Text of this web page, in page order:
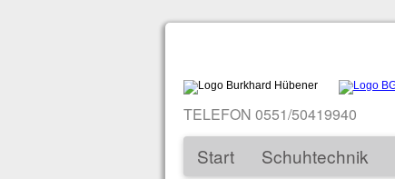
TELEFON 0551/50419940
Navigation
Start Schuhtechnik